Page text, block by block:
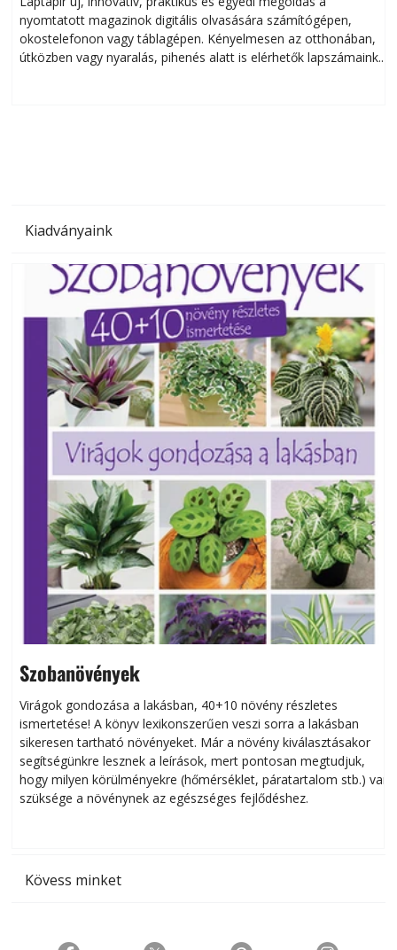
nyomtatott magazinok digitális olvasására számítógépen,
okostelefonon vagy táblagépen. Kényelmesen az otthonában,
útközben vagy nyaralás, pihenés alatt is elérhetők lapszámaink.
Kiadványaink
Szobanövények
Virágok gondozása a lakásban, 40+10 növény részletes
ismertetése! A könyv lexikonszerűen veszi sorra a lakásban
sikeresen tart­ha­tó növényeket. Már a növény kiválasztásakor
segítségünkre lesznek a leírások, mert pontosan megtudjuk,
hogy milyen körülményekre (hőmérséklet, páratartalom stb.) van
szüksége a növénynek az egészséges fejlődéshez.
Kövess minket